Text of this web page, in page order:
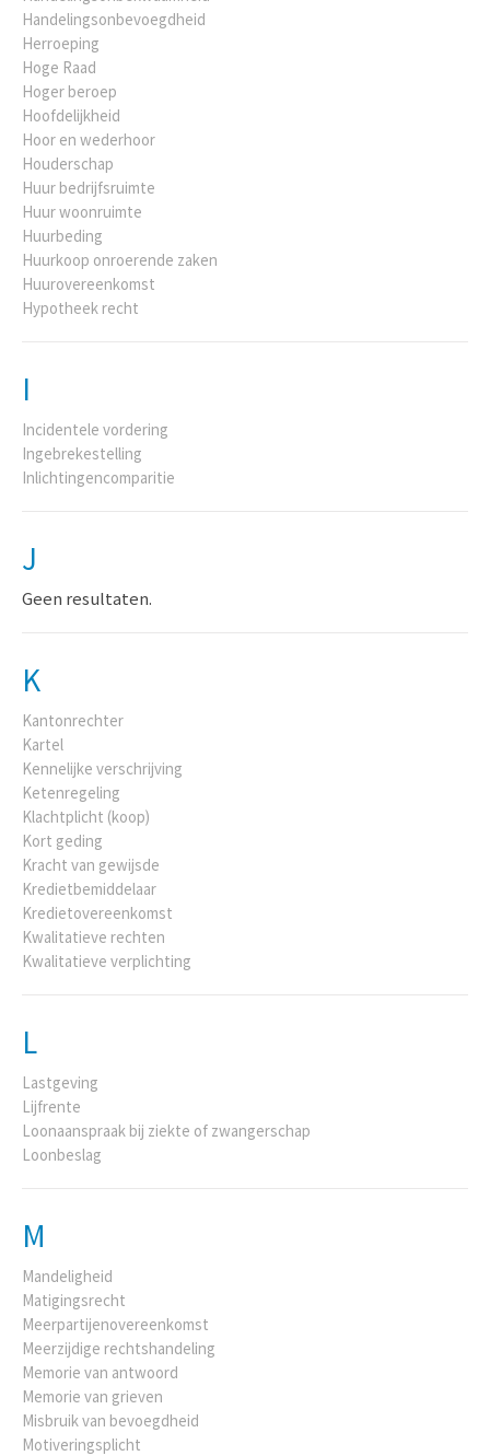
Handelingsonbevoegdheid
Herroeping
Hoge Raad
Hoger beroep
Hoofdelijkheid
Hoor en wederhoor
Houderschap
Huur bedrijfsruimte
Huur woonruimte
Huurbeding
Huurkoop onroerende zaken
Huurovereenkomst
Hypotheek recht
I
Incidentele vordering
Ingebrekestelling
Inlichtingencomparitie
J
Geen resultaten.
K
Kantonrechter
Kartel
Kennelijke verschrijving
Ketenregeling
Klachtplicht (koop)
Kort geding
Kracht van gewijsde
Kredietbemiddelaar
Kredietovereenkomst
Kwalitatieve rechten
Kwalitatieve verplichting
L
Lastgeving
Lijfrente
Loonaanspraak bij ziekte of zwangerschap
Loonbeslag
M
Mandeligheid
Matigingsrecht
Meerpartijenovereenkomst
Meerzijdige rechtshandeling
Memorie van antwoord
Memorie van grieven
Misbruik van bevoegdheid
Motiveringsplicht